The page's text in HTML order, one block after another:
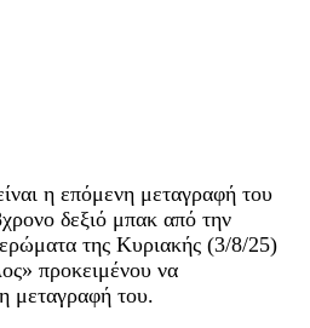
η επόμενη μεταγραφή του
δεξιό μπακ από την
της Κυριακής (3/8/25)
προκειμένου να
μεταγραφή του.